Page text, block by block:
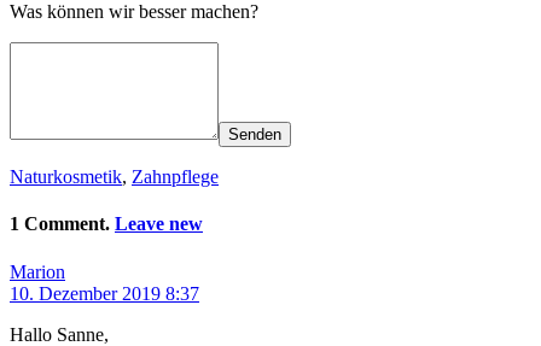
Was können wir besser machen?
Senden
Naturkosmetik, Zahnpflege
1 Comment. Leave new
Marion
10. Dezember 2019 8:37
Hallo Sanne,